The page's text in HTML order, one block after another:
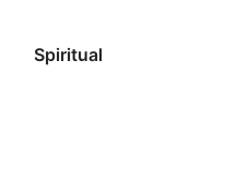
Spiritual